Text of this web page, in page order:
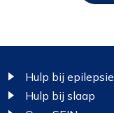
Hulp bij epilepsie
Hulp bij slaap